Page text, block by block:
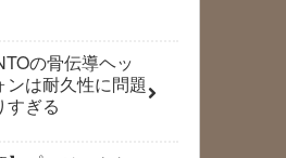
の骨伝導ヘッ
ンは耐久性に問題
すぎる